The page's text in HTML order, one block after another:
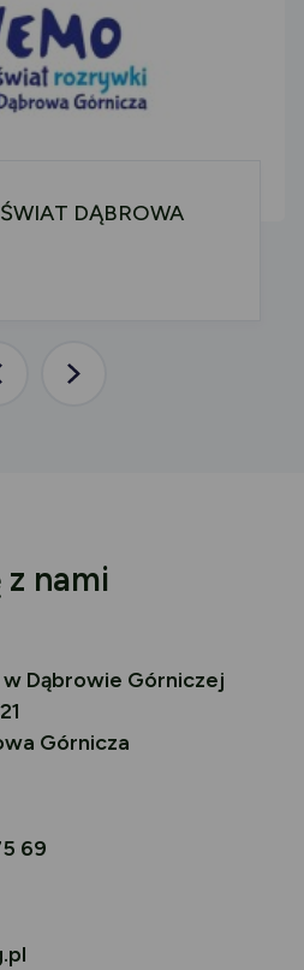
DĄBROWA
Następna
nami
w Dąbrowie Górniczej
Górnicza
69